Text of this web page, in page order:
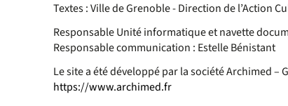
Textes : Ville de Grenoble - Direction de l’Action
Responsable Unité informatique et navette
Responsable communication : Estelle Bénistant
Le site a été développé par la société Archimed
https://www.archimed.fr